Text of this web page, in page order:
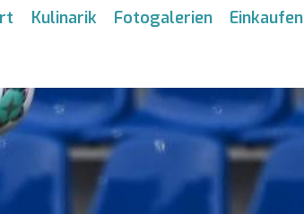
Kulinarik Fotogalerien Einkaufen